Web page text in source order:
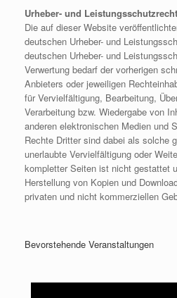
Urheber- und
Die auf dieser Website
deutschen Urheber- und
deutschen Urheber- und
Verwertung bedarf der vorherigen
Anbieters oder jeweiligen
für Vervielfältigung, Bearbeitung,
Verarbeitung bzw. Wiedergabe von
anderen elektronischen Medien und
Rechte Dritter sind dabei als solche
unerlaubte Vervielfältigung oder
kompletter Seiten ist nicht gestattet
Herstellung von Kopien und
privaten und nicht kommerziellen
Bevorstehende Veranstaltungen